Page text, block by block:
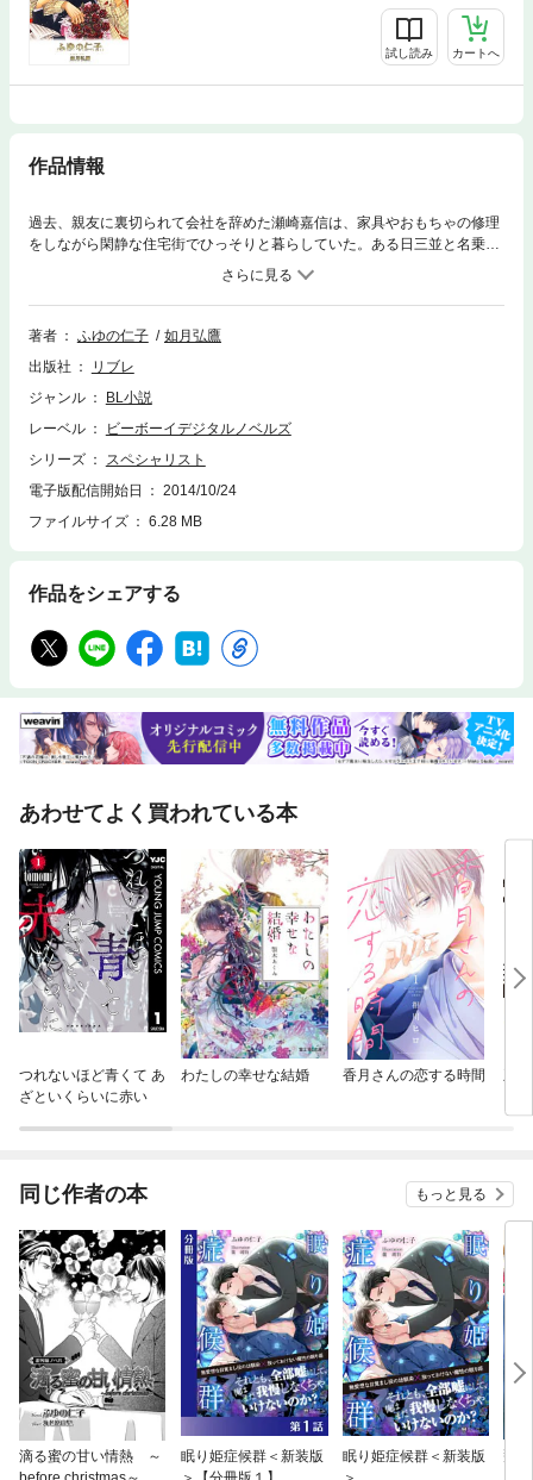
試し読み カートへ
作品情報
過去、親友に裏切られて会社を辞めた瀬崎嘉信は、家具やおもちゃの修理
をしながら閑静な住宅街でひっそりと暮らしていた。ある日三並と名乗る
美青年がやってきて仕事を依頼したいというが、仕事の内容をまったく明
かそうとしない。高慢な彼の態度に一度は断るが、翌日やってきた三並は
何者かに襲われて記憶を失っていた！ 怯えて不安気に頼ってくる三並を
瀬崎は突き放せず一緒に暮らし始めるが、だんだんと守りたい気持ちが大
は…？ アダルト・サスペンスラブ！
著者 ふゆの仁子
如月弘鷹
出版社
リブレ
ジャンル
BL小説
レーベル
ビーボーイデジタルノベルズ
シリーズ
スペシャリスト
電子版配信開始日
2014/10/24
ファイルサイズ
6.28 MB
作品をシェアする
あわせてよく買われている本
つれないほど青くて あ
ざといくらいに赤い
わたしの幸せな結婚 香月さんの恋する時間
同じ作者の本 もっと見る
滴る蜜の甘い情熱 ～
眠り姫症候群＜新装版
眠り姫症候群＜新装版
飛